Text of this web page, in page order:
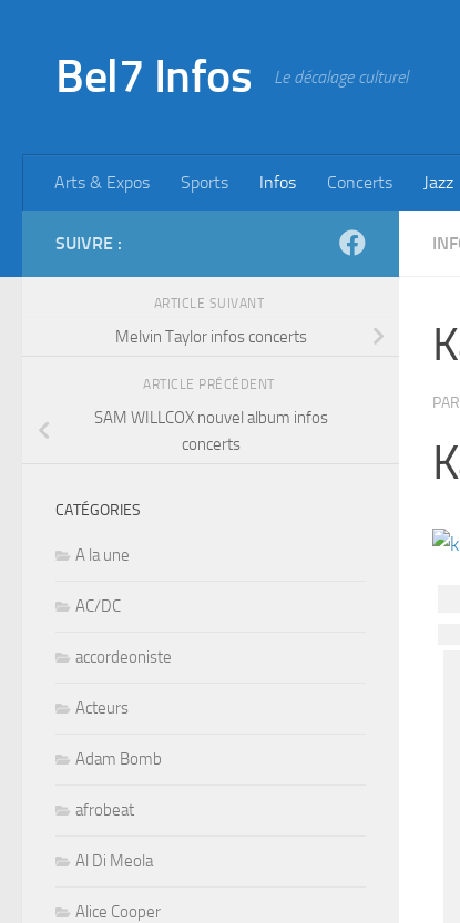
Bel7 Infos Le décalage culturel
Arts & Expos Sports Infos Concerts Jazz
PAR
SUIVRE :
ARTICLE SUIVANT
Melvin Taylor infos concerts
ARTICLE PRÉCÉDENT
SAM WILLCOX nouvel album infos
concerts
CATÉGORIES
A la une
AC/DC
accordeoniste
Acteurs
Adam Bomb
afrobeat
Al Di Meola
Alice Cooper